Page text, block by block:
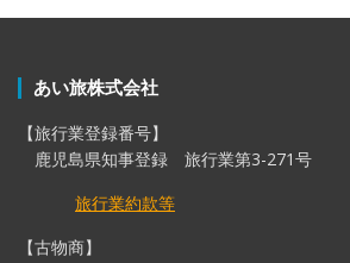
あい旅株式会社
【旅行業登録番号】
鹿児島県知事登録 旅行業第3-271号
旅行業約款等
【古物商】